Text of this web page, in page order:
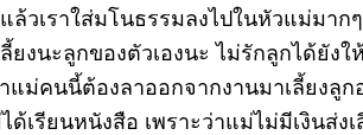
วเราใส่มโนธรรมลงไปในหัวแม่มาก
ยงนะลูกของตัวเองนะ ไม่รักลูกได้ยังใ
แม่คนนี้ต้องลาออกจากงานมาเลี้ยงลูก
เรียนหนังสือ เพราะว่าแม่ไม่มีเงินส่ง